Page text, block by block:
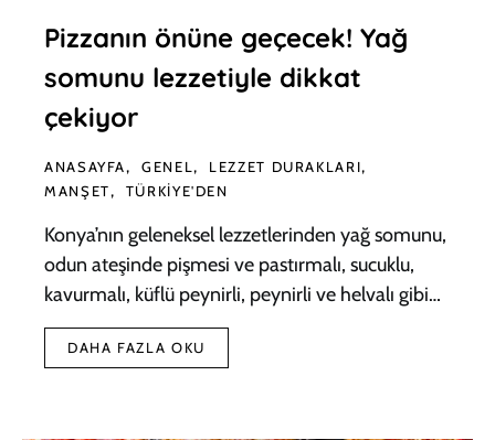
Pizzanın önüne geçecek! Yağ
somunu lezzetiyle dikkat
çekiyor
ANASAYFA GENEL
LEZZET DURAKLARI
MANŞET
TÜRKIYE'DEN
Konya’nın geleneksel lezzetlerinden yağ somunu,
odun ateşinde pişmesi ve pastırmalı, sucuklu,
kavurmalı, küflü peynirli, peynirli ve helvalı gibi…
DAHA FAZLA OKU